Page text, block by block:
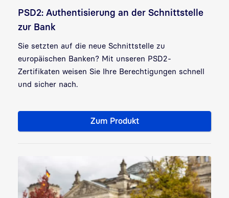
PSD2: Authentisierung an der Schnittstelle
zur Bank
Sie setzten auf die neue Schnittstelle zu
europäischen Banken? Mit unseren PSD2-
Zertifikaten weisen Sie Ihre Berechtigungen schnell
und sicher nach.
Zum ProduktProdukt: PSD2-Zertifikate